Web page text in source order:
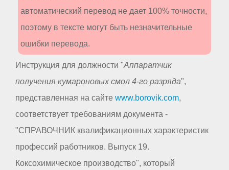
автоматический перевод не дает 100% точности,
поэтому в тексте могут быть незначительные
ошибки перевода.
Инструкция для должности "Аппаратчик
получения кумароновых смол 4-го разряда",
представленная на сайте www.borovik.com,
соответствует требованиям документа -
"СПРАВОЧНИК квалификационных характеристик
профессий работников. Выпуск 19.
Коксохимическое производство", который